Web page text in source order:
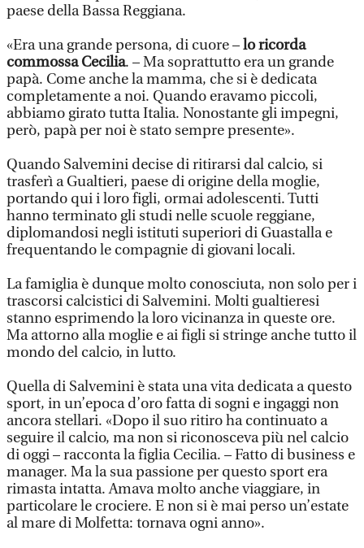
paese della Bassa Reggiana.
«Era una grande persona, di cuore –lo ricorda
commossa Cecilia. – Ma soprattutto era un grande
papà. Come anche la mamma, che si è dedicata
completamente a noi. Quando eravamo piccoli,
abbiamo girato tutta Italia. Nonostante gli impegni,
però, papà per noi è stato sempre presente».
Quando Salvemini decise di ritirarsi dal calcio, si
trasferì a Gualtieri, paese di origine della moglie,
portando qui i loro figli, ormai adolescenti. Tutti
hanno terminato gli studi nelle scuole reggiane,
diplomandosi negli istituti superiori di Guastalla e
frequentando le compagnie di giovani locali.
La famiglia è dunque molto conosciuta, non solo per i
trascorsi calcistici di Salvemini. Molti gualtieresi
stanno esprimendo la loro vicinanza in queste ore.
Ma attorno alla moglie e ai figli si stringe anche tutto il
mondo del calcio, in lutto.
Quella di Salvemini è stata una vita dedicata a questo
sport, in un’epoca d’oro fatta di sogni e ingaggi non
ancora stellari. «Dopo il suo ritiro ha continuato a
seguire il calcio, ma non si riconosceva più nel calcio
di oggi – racconta la figlia Cecilia. – Fatto di business e
manager. Ma la sua passione per questo sport era
rimasta intatta. Amava molto anche viaggiare, in
particolare le crociere. E non si è mai perso un’estate
al mare di Molfetta: tornava ogni anno».